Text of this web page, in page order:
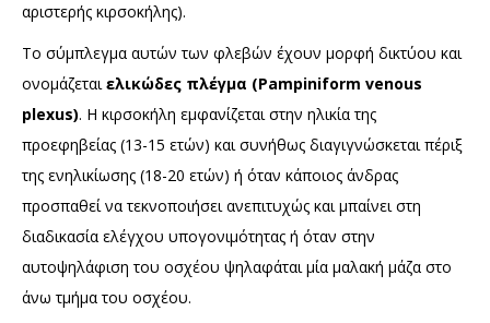
αριστερής κιρσοκήλης).
Το σύμπλεγμα αυτών των φλεβών έχουν μορφή δικτύου και
ονομάζεταιελικώδες πλέγμα (Pampiniform venous
plexus). Η κιρσοκήλη εμφανίζεται στην ηλικία της
προεφηβείας (13-15 ετών) και συνήθως διαγιγνώσκεται πέριξ
της ενηλικίωσης (18-20 ετών) ή όταν κάποιος άνδρας
προσπαθεί να τεκνοποιήσει ανεπιτυχώς και μπαίνει στη
διαδικασία ελέγχου υπογονιμότητας ή όταν στην
αυτοψηλάφιση του οσχέου ψηλαφάται μία μαλακή μάζα στο
άνω τμήμα του οσχέου.